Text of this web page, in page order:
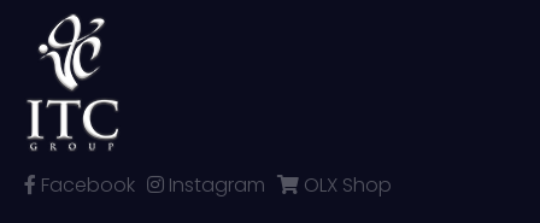
Facebook Instagram
OLX Shop